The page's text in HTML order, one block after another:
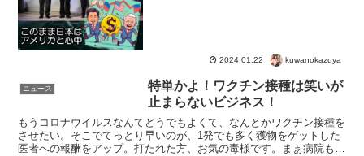
2024.01.22 kuwanokazuya
ニュース
特単かよ！ワクチン接種は笑いが
止まらないビジネス！
もうコロナウイルスなんてどうでもよくて、なんとかワクチン接種を
させたい。そこでてっとり早いのが、1発でも多く獲物をゲットした
医者への報酬をアップ。打たれた方、お気の毒様です。まぁ病院も経